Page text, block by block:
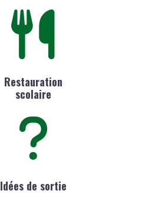
Restauration
scolaire
Idées de sortie